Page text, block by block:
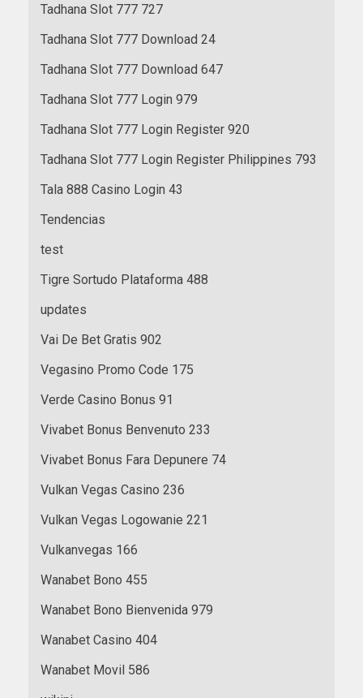
Tadhana Slot 777 727
Tadhana Slot 777 Download 24
Tadhana Slot 777 Download 647
Tadhana Slot 777 Login 979
Tadhana Slot 777 Login Register 920
Tadhana Slot 777 Login Register Philippines 793
Tala 888 Casino Login 43
Tendencias
test
Tigre Sortudo Plataforma 488
updates
Vai De Bet Gratis 902
Vegasino Promo Code 175
Verde Casino Bonus 91
Vivabet Bonus Benvenuto 233
Vivabet Bonus Fara Depunere 74
Vulkan Vegas Casino 236
Vulkan Vegas Logowanie 221
Vulkanvegas 166
Wanabet Bono 455
Wanabet Bono Bienvenida 979
Wanabet Casino 404
Wanabet Movil 586